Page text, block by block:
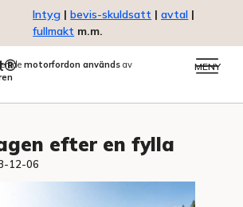
Intyg | bevis-skuldsatt | avtal |
fullmakt m.m.
motorfordon används av
MENY
efter en fylla
12-06